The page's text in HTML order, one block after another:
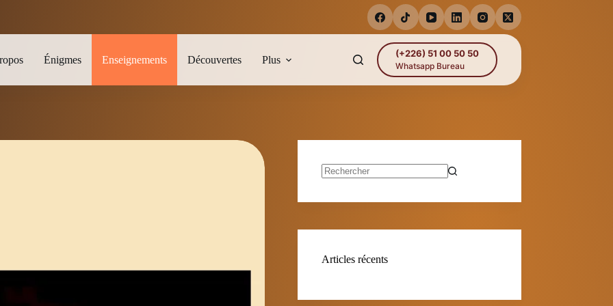
Énigmes Enseignements Découvertes Plus
(+226) 51 00 50 50
Whatsapp Bureau
Articles récents